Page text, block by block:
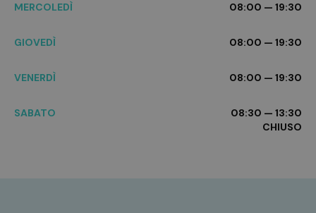
MERCOLEDÌ 08:00 — 19:30
GIOVEDÌ 08:00 — 19:30
VENERDÌ 08:00 — 19:30
SABATO
08:30 — 13:30
CHIUSO